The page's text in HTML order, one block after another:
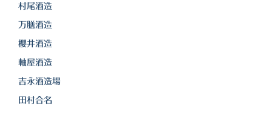
雲海酒造
配送について
特定商取引法の表記
村尾酒造
万膳酒造
櫻井酒造
軸屋酒造
吉永酒造場
田村合名